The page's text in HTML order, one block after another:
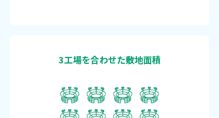
3工場を合わせた敷地面積